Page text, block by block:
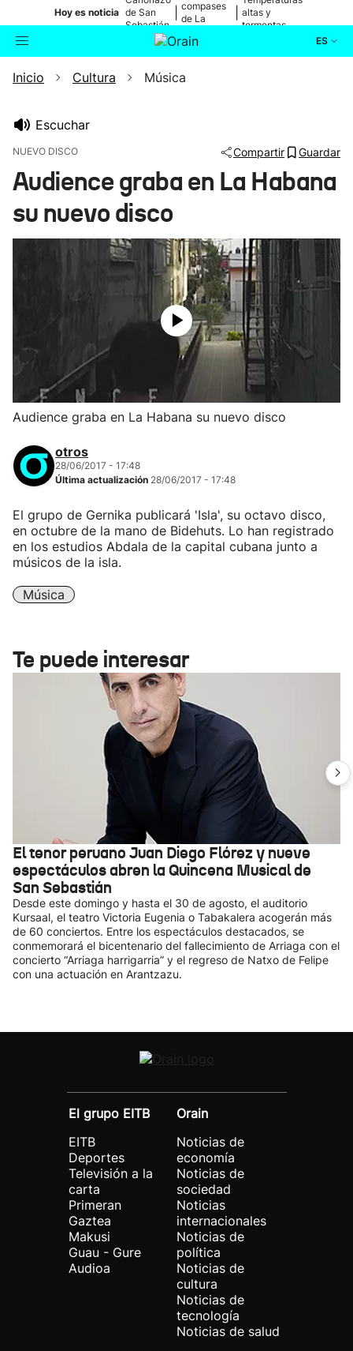
Hoy es noticia de San
Sebastián
compases
de La
altas y
tormentas
ES
Buscador Actualidad
Ikusmiran
Eguraldia
Inicio Cultura Música
Escuchar
NUEVO DISCO Compartir Guardar
Audience graba en La Habana
su nuevo disco
Audience graba en La Habana su nuevo disco
otros
28/06/2017 - 17:48
Última actualización 28/06/2017 - 17:48
El grupo de Gernika publicará 'Isla', su octavo disco,
en octubre de la mano de Bidehuts. Lo han registrado
en los estudios Abdala de la capital cubana junto a
músicos de la isla.
Música
Te puede interesar
El tenor peruano Juan Diego Flórez y nueve
espectáculos abren la Quincena Musical de
San Sebastián
Desde este domingo y hasta el 30 de agosto, el auditorio
Kursaal, el teatro Victoria Eugenia o Tabakalera acogerán más
de 60 conciertos. Entre los espectáculos destacados, se
conmemorará el bicentenario del fallecimiento de Arriaga con el
concierto “Arriaga harrigarria” y el regreso de Natxo de Felipe
con una actuación en Arantzazu.
El grupo EITB
EITB
Deportes
Televisión a la
carta
Primeran
Gaztea
Makusi
Guau - Gure
Audioa
Orain
Noticias de
economía
Noticias de
sociedad
Noticias
internacionales
Noticias de
política
Noticias de
cultura
Noticias de
tecnología
Noticias de salud